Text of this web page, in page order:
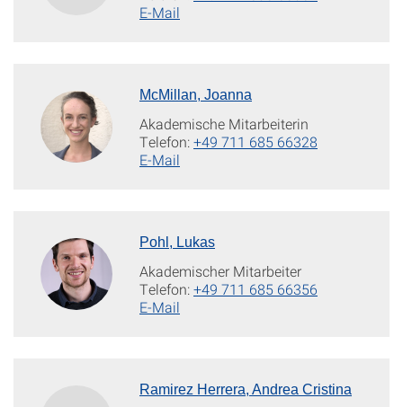
E-Mail
McMillan, Joanna
Akademische Mitarbeiterin
Telefon:+49 711 685 66328
E-Mail
Pohl, Lukas
Akademischer Mitarbeiter
Telefon:+49 711 685 66356
E-Mail
Ramirez Herrera, Andrea Cristina